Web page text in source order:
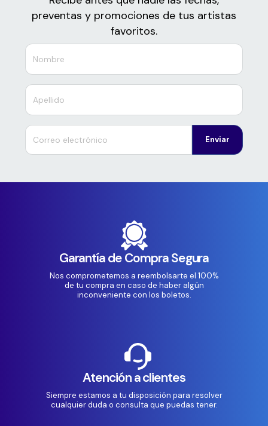
preventas y promociones de tus artistas
favoritos.
Enviar
Garantía de Compra Segura
Nos comprometemos a reembolsarte el 100%
de tu compra en caso de haber algún
inconveniente con los boletos.
Atención a clientes
Siempre estamos a tu disposición para resolver
cualquier duda o consulta que puedas tener.